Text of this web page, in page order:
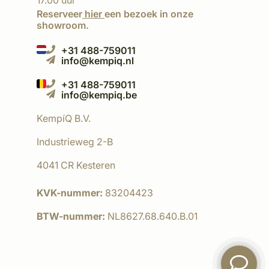
Reserveer hier een bezoek in onze
showroom.
+31 488-759011
info@kempiq.nl
+31 488-759011
info@kempiq.be
KempíQ B.V.
Industrieweg 2-B
4041 CR Kesteren
KVK-nummer: 83204423
BTW-nummer: NL8627.68.640.B.01